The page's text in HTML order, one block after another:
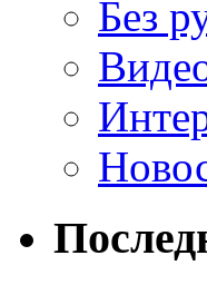
Без